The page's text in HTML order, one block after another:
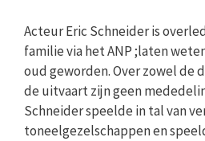
Acteur Eric Schneider is
familie via het ANP ;laten
oud geworden. Over zowel de
de uitvaart zijn geen
Schneider speelde in tal van
toneelgezelschappen en